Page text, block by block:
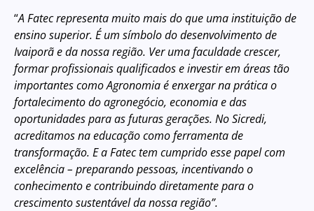
“A Fatec representa muito mais do que uma instituição de
ensino superior. É um símbolo do desenvolvimento de
Ivaiporã e da nossa região. Ver uma faculdade crescer,
formar profissionais qualificados e investir em áreas tão
importantes como Agronomia é enxergar na prática o
fortalecimento do agronegócio, economia e das
oportunidades para as futuras gerações. No Sicredi,
acreditamos na educação como ferramenta de
transformação. E a Fatec tem cumprido esse papel com
excelência – preparando pessoas, incentivando o
conhecimento e contribuindo diretamente para o
crescimento sustentável da nossa região”.